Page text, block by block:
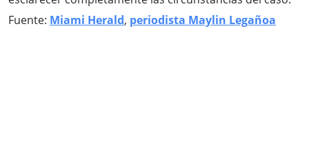
Fuente: Miami Herald, periodista Maylin Legañoa